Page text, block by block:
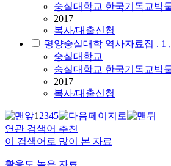
숭실대학교 한국기독교박
2017
복사/대출신청
평양숭실대학 역사자료집 . 1
숭실대학교
숭실대학교 한국기독교박
2017
복사/대출신청
12345
연관 검색어 추천
이 검색어로 많이 본 자료